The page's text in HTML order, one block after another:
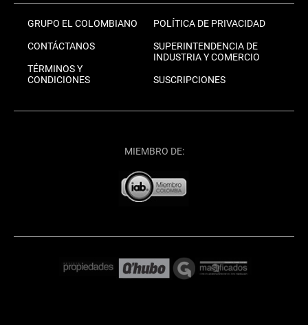
GRUPO EL COLOMBIANO
CONTÁCTANOS
TÉRMINOS Y
CONDICIONES
POLÍTICA DE PRIVACIDAD
SUPERINTENDENCIA DE
INDUSTRIA Y COMERCIO
SUSCRIPCIONES
MIEMBRO DE: